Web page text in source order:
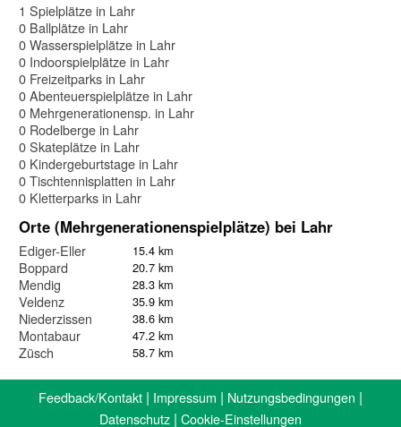
1 Spielplätze in Lahr
0 Ballplätze in Lahr
0 Wasserspielplätze in Lahr
0 Indoorspielplätze in Lahr
0 Freizeitparks in Lahr
0 Abenteuerspielplätze in Lahr
0 Mehrgenerationensp. in Lahr
0 Rodelberge in Lahr
0 Skateplätze in Lahr
0 Kindergeburtstage in Lahr
0 Tischtennisplatten in Lahr
0 Kletterparks in Lahr
Orte (Mehrgenerationenspielplätze) bei Lahr
Ediger-Eller 15.4 km
Boppard 20.7 km
Mendig 28.3 km
Veldenz 35.9 km
Niederzissen 38.6 km
Montabaur 47.2 km
Züsch 58.7 km
Feedback/Kontakt | Impressum | Nutzungsbedingungen |
Datenschutz | Cookie-Einstellungen